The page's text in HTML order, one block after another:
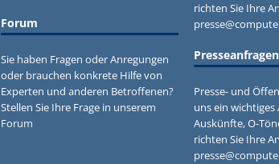
Forum
Sie haben Fragen oder Anregungen
oder brauchen konkrete Hilfe von
Experten und anderen Betroffenen?
Stellen Sie Ihre Frage in unserem
Forum
richten Sie Ihre
Presseanfragen
Presse- und
uns ein wichtiges
Auskünfte, O-
richten Sie Ihre